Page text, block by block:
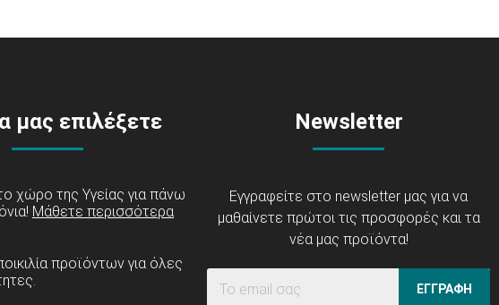
μας επιλέξετε
χώρο της Υγείας για πάνω
Μάθετε περισσότερα
προϊόντων για όλες
Newsletter
Εγγραφείτε στο newsletter μας για να
μαθαίνετε πρώτοι τις προσφορές και τα
νέα μας προϊόντα!
ΕΓΓΡΑΦΗ